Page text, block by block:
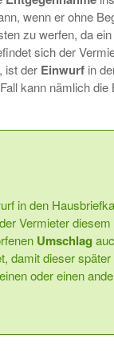
wenn er ohne
zu werfen, da
sich der
ist der Einwurf in
kann nämlich
in den
Vermieter
Umschlag
damit dieser
oder einen